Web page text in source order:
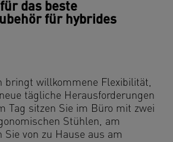
das beste
für hybrides
bringt willkommene Flexibilität,
tägliche Herausforderungen
Tag sitzen Sie im Büro mit zwei
Stühlen, am
Sie von zu Hause aus am